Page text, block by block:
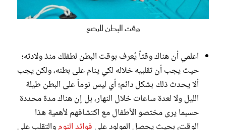
وقت البطن للرضع
اعلمي أن هناك وقتاً يُعرف بوقت البطن لطفلك منذ ولادته؛
حيث يجب أن تقلبيه خلاله لكي ينام على بطنه، ولكن يجب
ألا يحدث ذلك بشكل دائم؛ أي ليس نوماً على البطن طيلة
الليل ولا لعدة ساعات خلال النهار، بل إن هناك مدة محددة
حسبما يرى مختصو الأطفال مع اكتشافهم لأهمية هذا